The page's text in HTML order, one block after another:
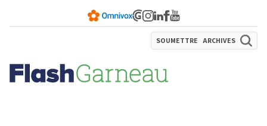
SOUMETTRE ARCHIVES